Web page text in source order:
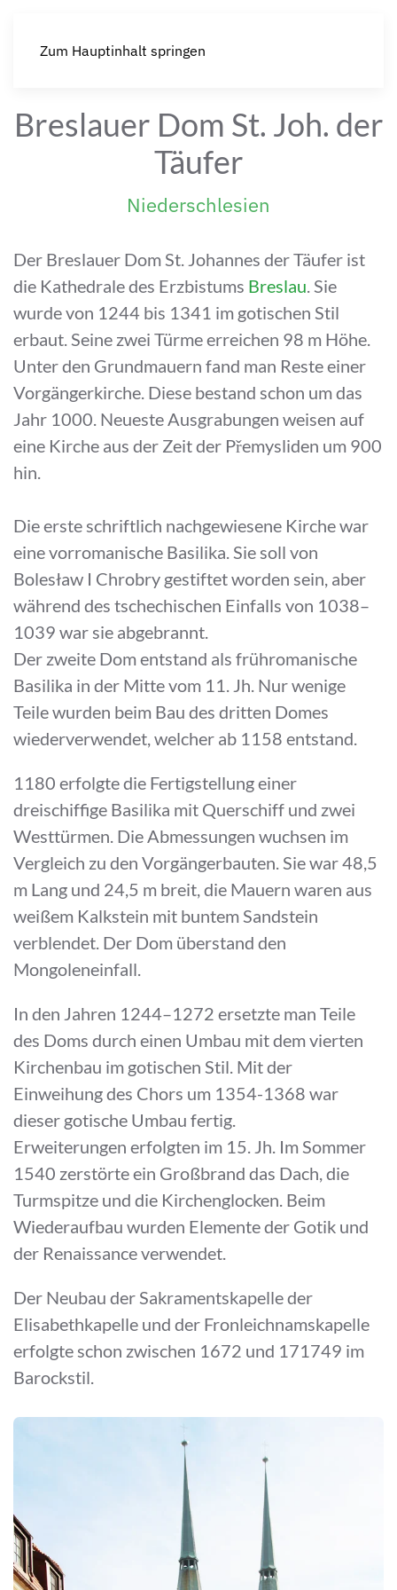
Zum Hauptinhalt springen
Breslauer Dom St. Joh. der
Täufer
Niederschlesien
Der Breslauer Dom St. Johannes der Täufer ist
die Kathedrale des Erzbistums Breslau. Sie
wurde von 1244 bis 1341 im gotischen Stil
erbaut. Seine zwei Türme erreichen 98 m Höhe.
Unter den Grundmauern fand man Reste einer
Vorgängerkirche. Diese bestand schon um das
Jahr 1000. Neueste Ausgrabungen weisen auf
eine Kirche aus der Zeit der Přemysliden um 900
hin.
Die erste schriftlich nachgewiesene Kirche war
eine vorromanische Basilika. Sie soll von
Bolesław I Chrobry gestiftet worden sein, aber
während des tschechischen Einfalls von 1038–
1039 war sie abgebrannt.
Der zweite Dom entstand als frühromanische
Basilika in der Mitte vom 11. Jh. Nur wenige
Teile wurden beim Bau des dritten Domes
wiederverwendet, welcher ab 1158 entstand.
1180 erfolgte die Fertigstellung einer
dreischiffige Basilika mit Querschiff und zwei
Westtürmen. Die Abmessungen wuchsen im
Vergleich zu den Vorgängerbauten. Sie war 48,5
m Lang und 24,5 m breit, die Mauern waren aus
weißem Kalkstein mit buntem Sandstein
verblendet. Der Dom überstand den
Mongoleneinfall.
In den Jahren 1244–1272 ersetzte man Teile
des Doms durch einen Umbau mit dem vierten
Kirchenbau im gotischen Stil. Mit der
Einweihung des Chors um 1354-1368 war
dieser gotische Umbau fertig.
Erweiterungen erfolgten im 15. Jh. Im Sommer
1540 zerstörte ein Großbrand das Dach, die
Turmspitze und die Kirchenglocken. Beim
Wiederaufbau wurden Elemente der Gotik und
der Renaissance verwendet.
Der Neubau der Sakramentskapelle der
Elisabethkapelle und der Fronleichnamskapelle
erfolgte schon zwischen 1672 und 171749 im
Barockstil.